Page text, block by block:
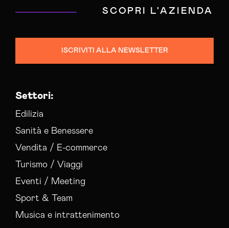
SCOPRI L'AZIENDA
ISCRIVITI ALLA NEWSLETTER
Settori:
Edilizia
Sanità e Benessere
Vendita / E-commerce
Turismo / Viaggi
Eventi / Meeting
Sport & Team
Musica e intrattenimento